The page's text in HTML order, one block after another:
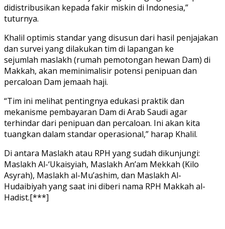
didistribusikan kepada fakir miskin di Indonesia,”
tuturnya.
Khalil optimis standar yang disusun dari hasil penjajakan
dan survei yang dilakukan tim di lapangan ke
sejumlah maslakh (rumah pemotongan hewan Dam) di
Makkah, akan meminimalisir potensi penipuan dan
percaloan Dam jemaah haji.
“Tim ini melihat pentingnya edukasi praktik dan
mekanisme pembayaran Dam di Arab Saudi agar
terhindar dari penipuan dan percaloan. Ini akan kita
tuangkan dalam standar operasional,” harap Khalil.
Di antara Maslakh atau RPH yang sudah dikunjungi:
Maslakh Al-‘Ukaisyiah, Maslakh An’am Mekkah (Kilo
Asyrah), Maslakh al-Mu’ashim, dan Maslakh Al-
Hudaibiyah yang saat ini diberi nama RPH Makkah al-
Hadist.[***]